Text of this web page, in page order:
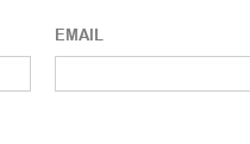
EMAIL